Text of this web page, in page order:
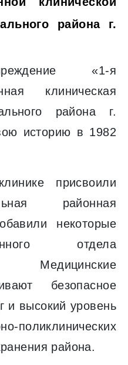
района г.
«1-я
клиническая
района г.
историю в 1982
присвоили
районная
некоторые
отдела
Медицинские
безопасное
и высокий уровень
поликлинических
района.